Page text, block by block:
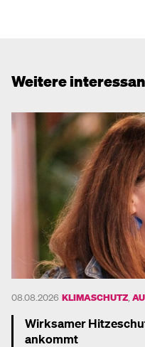
Weitere
08.08.2026 KLIMASCHUTZ
Wirksamer
ankommt